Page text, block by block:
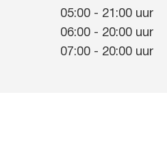
05:00 - 21:00 uur
06:00 - 20:00 uur
07:00 - 20:00 uur